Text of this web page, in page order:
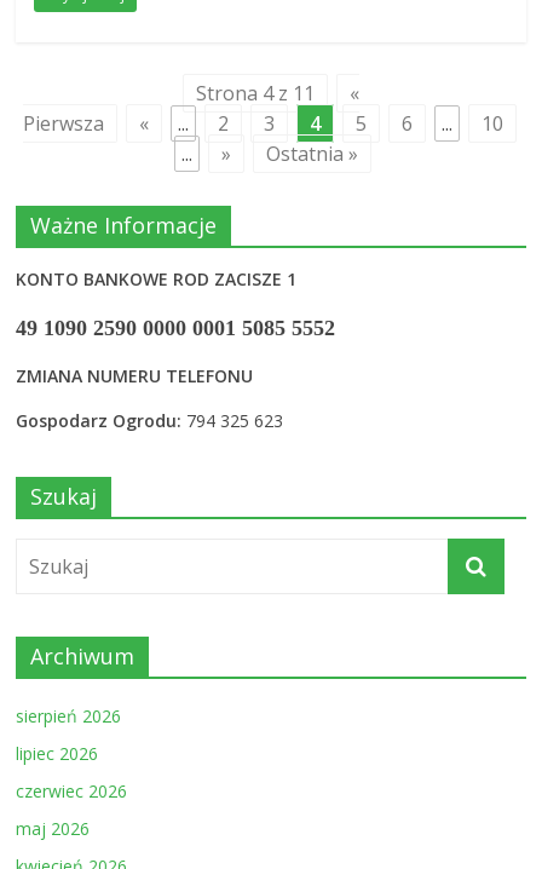
Strona 4 z 11
«
Pierwsza
« ... 2 3 4 5 6 ...
10
...
» Ostatnia »
Ważne Informacje
KONTO BANKOWE ROD ZACISZE 1
49 1090 2590 0000 0001 5085 5552
ZMIANA NUMERU TELEFONU
Gospodarz Ogrodu: 794 325 623
Szukaj
Archiwum
sierpień 2026
lipiec 2026
czerwiec 2026
maj 2026